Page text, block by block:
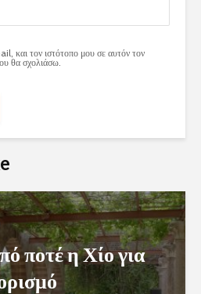
και τον ιστότοπο μου σε αυτόν τον
θα σχολιάσω.
ποτέ η Χίο για